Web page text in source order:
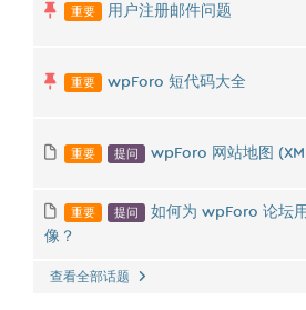
重要 用户注册邮件问题
重要 wpForo 短代码大全
重要 提问 wpForo 网站地图
重要 提问
如何为 wpForo 论坛
像？
查看全部话题